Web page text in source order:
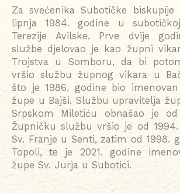
Za svećenika Subotičke biskupije
lipnja 1984. godine u
Terezije Avilske. Prve dvije
službe djelovao je kao župni
Trojstva u Somboru, da bi
vršio službu župnog vikara u
što je 1986. godine bio
župe u Bajši. Službu upravitelja
Srpskom Miletiću obnašao je od
Župničku službu vršio je od
Sv. Franje u Senti, zatim od 1998.
Topoli, te je 2021. godine
župe Sv. Jurja u Subotici.